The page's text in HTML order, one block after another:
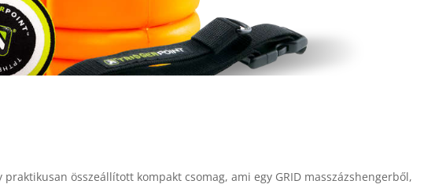
praktikusan összeállított kompakt csomag, ami egy GRID masszázshengerből,